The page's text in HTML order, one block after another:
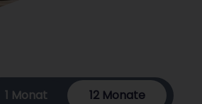
1 Monat 12 Monate